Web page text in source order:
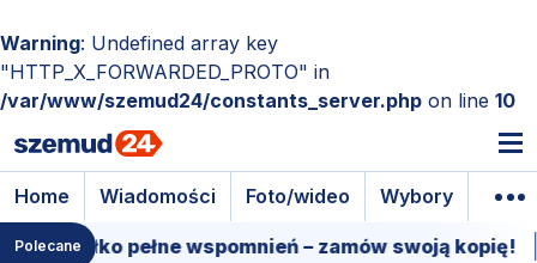
Warning: Undefined array key
"HTTP_X_FORWARDED_PROTO" in
/var/www/szemud24/constants_server.php on line 10
Home Wiadomości Foto/wideo Wybory
Polecane
pełne wspomnień – zamów swoją kopię! 15